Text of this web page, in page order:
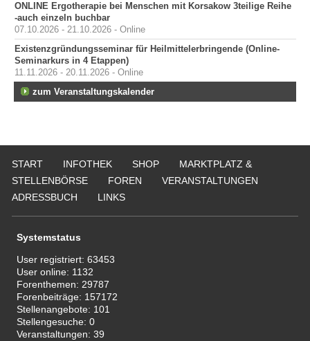
ONLINE Ergotherapie bei Menschen mit Korsakow 3teilige Reihe
-auch einzeln buchbar
07.10.2026 - 21.10.2026 - Online
Existenzgründungsseminar für Heilmittelerbringende (Online-
Seminarkurs in 4 Etappen)
11.11.2026 - 20.11.2026 - Online
zum Veranstaltungskalender
START INFOTHEK SHOP
MARKTPLATZ &
STELLENBÖRSE
FOREN
VERANSTALTUNGEN
ADRESSBUCH
LINKS
Systemstatus
User registriert:63453
User online: 1132
Forenthemen: 29787
Forenbeiträge: 157172
Stellenangebote: 101
Stellengesuche:0
Veranstaltungen:39